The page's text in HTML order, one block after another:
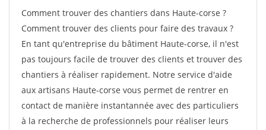
Comment trouver des chantiers dans Haute-corse ?
Comment trouver des clients pour faire des travaux ?
En tant qu'entreprise du bâtiment Haute-corse, il n'est
pas toujours facile de trouver des clients et trouver des
chantiers à réaliser rapidement. Notre service d'aide
aux artisans Haute-corse vous permet de rentrer en
contact de manière instantannée avec des particuliers
à la recherche de professionnels pour réaliser leurs